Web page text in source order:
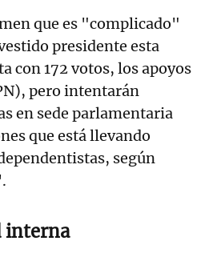
que es "complicado"
presidente esta
con 172 votos, los apoyos
pero intentarán
en sede parlamentaria
que está llevando
según
interna